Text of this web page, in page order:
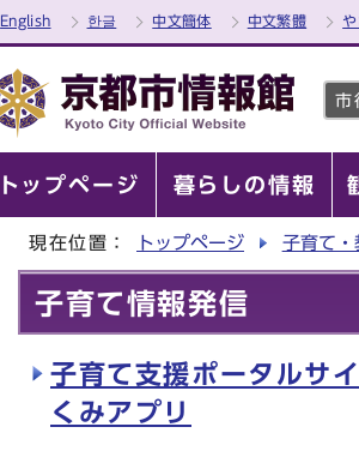
English 한글 中文簡体 中文繁體
市
トップページ 暮らしの情報
現在位置： トップページ 子育て・
子育て情報発信
子育て支援ポータルサ
くみアプリ